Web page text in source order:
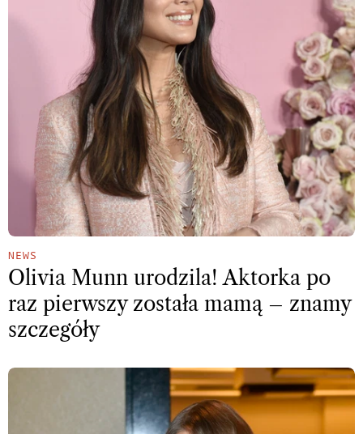
NEWS
Olivia Munn urodzila! Aktorka po
raz pierwszy została mamą – znamy
szczegóły